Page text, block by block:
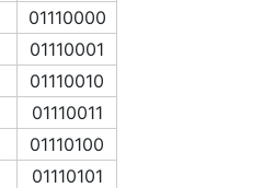
01110000
01110001
01110010
01110011
01110100
01110101